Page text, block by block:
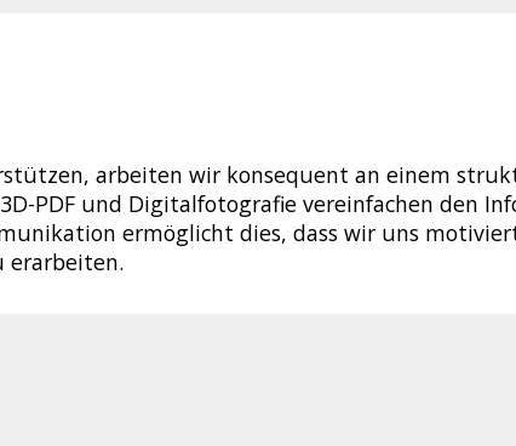
arbeiten wir konsequent an einem
PDF und Digitalfotografie vereinfachen den
ermöglicht dies, dass wir uns
erarbeiten.